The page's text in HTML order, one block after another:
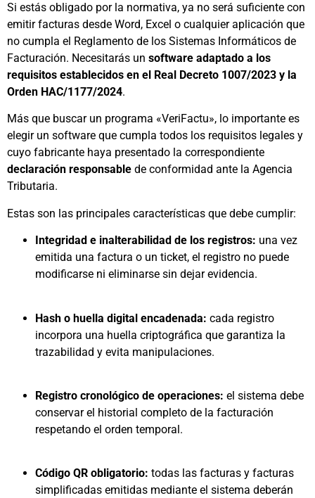
Si estás obligado por la normativa, ya no será suficiente con
emitir facturas desde Word, Excel o cualquier aplicación que
no cumpla el Reglamento de los Sistemas Informáticos de
Facturación. Necesitarás un software adaptado a los
requisitos establecidos en el Real Decreto 1007/2023 y la
Orden HAC/1177/2024.
Más que buscar un programa «VeriFactu», lo importante es
elegir un software que cumpla todos los requisitos legales y
cuyo fabricante haya presentado la correspondiente
declaración responsable de conformidad ante la Agencia
Tributaria.
Estas son las principales características que debe cumplir:
Integridad e inalterabilidad de los registros: una vez
emitida una factura o un ticket, el registro no puede
modificarse ni eliminarse sin dejar evidencia.
Hash o huella digital encadenada: cada registro
incorpora una huella criptográfica que garantiza la
trazabilidad y evita manipulaciones.
Registro cronológico de operaciones: el sistema debe
conservar el historial completo de la facturación
respetando el orden temporal.
Código QR obligatorio: todas las facturas y facturas
simplificadas emitidas mediante el sistema deberán